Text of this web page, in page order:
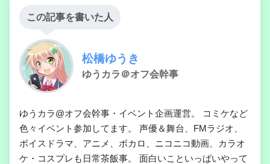
この記事を書いた人
松橋ゆうき
ゆうカラ＠オフ会幹事
ゆうカラ@オフ会幹事・イベント企画運営。 コミケなど
色々イベント参加してます。 声優＆舞台、FMラジオ、
ボイスドラマ、アニメ、ボカロ、ニコニコ動画、カラオ
ケ・コスプレも日常茶飯事。 面白いこといっぱいやって